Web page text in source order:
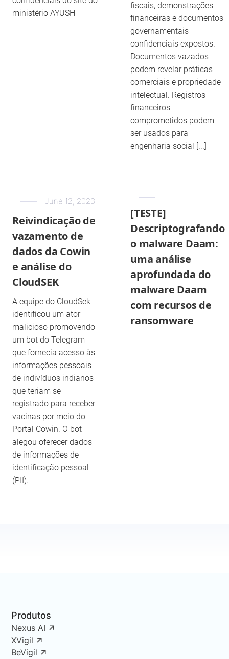
ministério AYUSH
fiscais, demonstrações
financeiras e documentos
governamentais
confidenciais expostos.
Documentos vazados
podem revelar práticas
comerciais e propriedade
intelectual. Registros
financeiros
comprometidos podem
ser usados para
engenharia social [...]
June 12, 2023
Reivindicação de
vazamento de
dados da Cowin
e análise do
CloudSEK
A equipe do CloudSek
identificou um ator
malicioso promovendo
um bot do Telegram
que fornecia acesso às
informações pessoais
de indivíduos indianos
que teriam se
registrado para receber
vacinas por meio do
Portal Cowin. O bot
alegou oferecer dados
de informações de
identificação pessoal
(PII).
[TESTE]
Descriptografando
o malware Daam:
uma análise
aprofundada do
malware Daam
com recursos de
ransomware
Produtos
Nexus AI
XVigil
BeVigil